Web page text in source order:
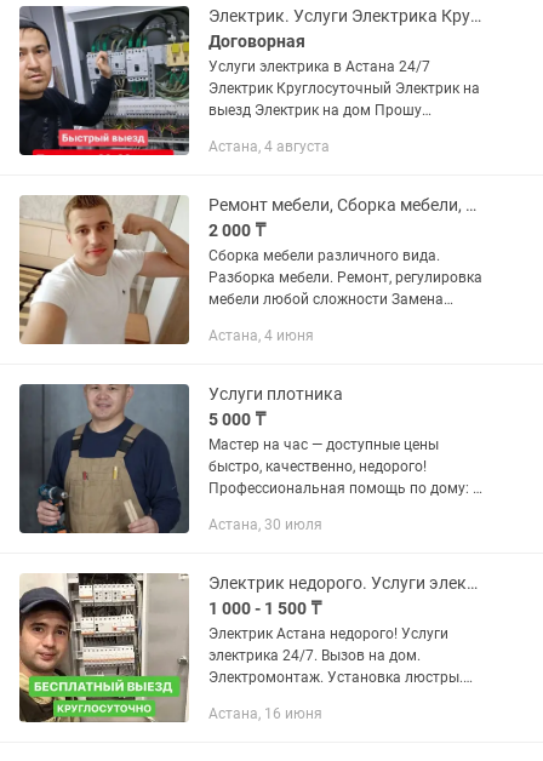
Электрик. Услуги Электрика Круголсуточно// Электрик на выезд
Договорная
Услуги электрика в Астана 24/7
Электрик Круглосуточный Электрик на
выезд Электрик на дом Прошу
некогда! Звоните! Выезд к клиенту и
Астана, 4 августа
Ремонт мебели, Сборка мебели, регулировка, переезды, газель грузчики
2 000 ₸
Сборка мебели различного вида.
Разборка мебели. Ремонт, регулировка
мебели любой сложности Замена
мебельных аксессуаров, механизмов и
Астана, 4 июня
Услуги плотника
5 000 ₸
Мастер на час — доступные цены
быстро, качественно, недорого!
Профессиональная помощь по дому: •
Сантехнические работы •
Установка гардин,...
Астана, 30 июля
Электрик недорого. Услуги электрика на дом. Электромонтаж. Установка люстры
1 000 - 1 500 ₸
Электрик Астана недорого! Услуги
электрика 24/7. Вызов на дом.
Электромонтаж. Установка люстры.
электрики, срочный выезд, установка
Астана, 16 июня